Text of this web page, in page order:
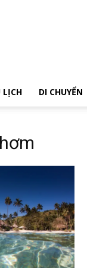
DI CHUYỂN